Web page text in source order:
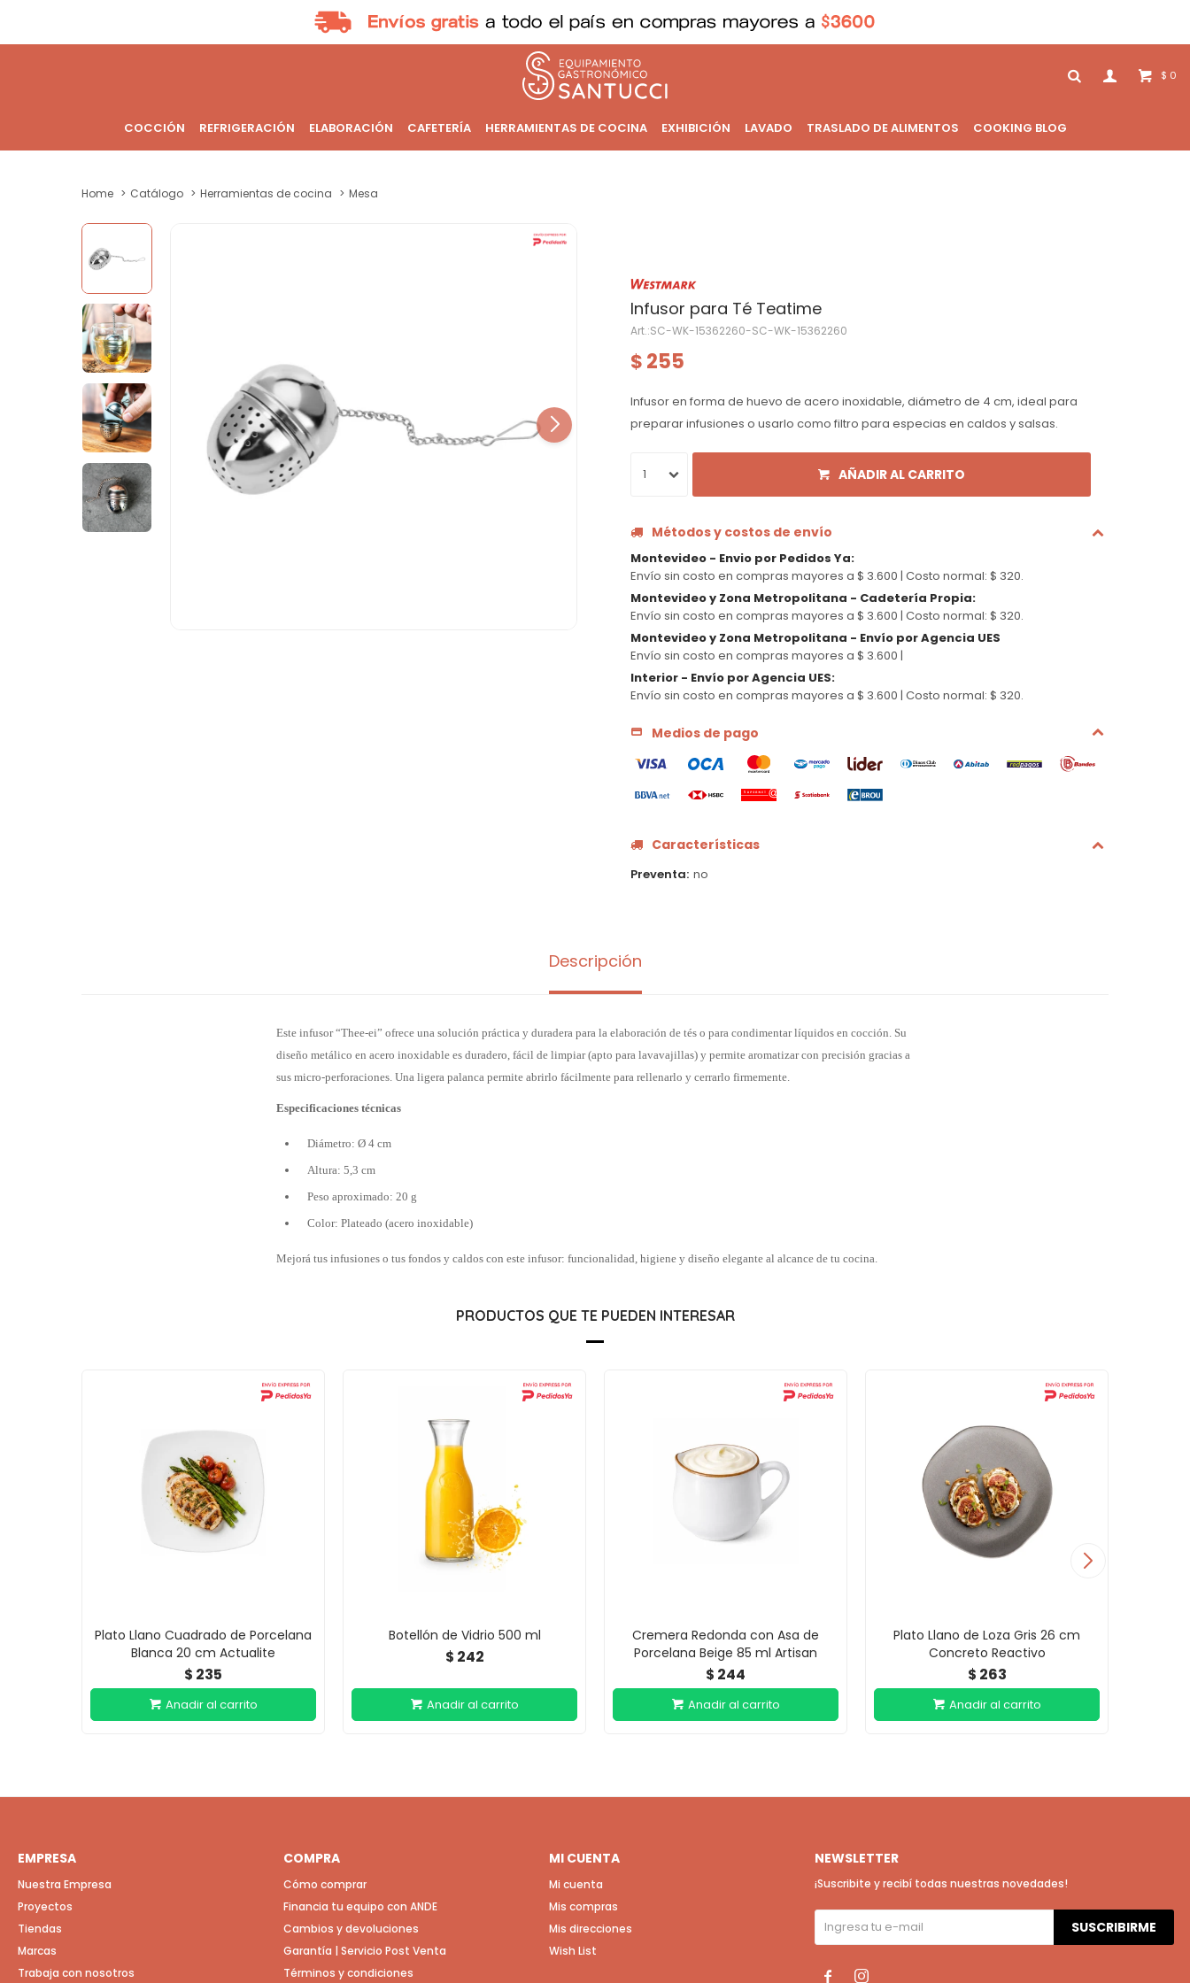
COCCIÓN REFRIGERACIÓN ELABORACIÓN CAFETERÍA HERRAMIENTAS DE COCINA EXHIBICIÓN LAVADO TRASLADO DE ALIMENTOS COOKING BLOG
$ 0
Home Catálogo Herramientas de cocina Mesa
Infusor para Té Teatime
SC-WK-15362260-SC-WK-15362260
$ 255
Infusor en forma de huevo de acero inoxidable, diámetro de 4 cm, ideal para
preparar infusiones o usarlo como filtro para especias en caldos y salsas.
1 AÑADIR AL CARRITO
Métodos y costos de envío
Montevideo - Envio por Pedidos Ya:
Envío sin costo en compras mayores a $ 3.600 | Costo normal: $ 320.
Montevideo y Zona Metropolitana - Cadetería Propia:
Envío sin costo en compras mayores a $ 3.600 | Costo normal: $ 320.
Montevideo y Zona Metropolitana - Envío por Agencia UES
Envío sin costo en compras mayores a $ 3.600 |
Interior - Envío por Agencia UES:
Envío sin costo en compras mayores a $ 3.600 | Costo normal: $ 320.
Medios de pago
Características
Preventa no
Descripción
Este infusor “Thee-ei” ofrece una solución práctica y duradera para la elaboración de tés o para condimentar líquidos en cocción. Su
diseño metálico en acero inoxidable es duradero, fácil de limpiar (apto para lavavajillas) y permite aromatizar con precisión gracias a
sus micro-perforaciones. Una ligera palanca permite abrirlo fácilmente para rellenarlo y cerrarlo firmemente.
Especificaciones técnicas
Diámetro: Ø 4 cm
Altura: 5,3 cm
Peso aproximado: 20 g
Color: Plateado (acero inoxidable)
Mejorá tus infusiones o tus fondos y caldos con este infusor: funcionalidad, higiene y diseño elegante al alcance de tu cocina.
PRODUCTOS QUE TE PUEDEN INTERESAR
Plato Llano Cuadrado de Porcelana
Blanca 20 cm Actualite
$ 235
Botellón de Vidrio 500 ml
$ 242
Cremera Redonda con Asa de
Porcelana Beige 85 ml Artisan
$ 244
Plato Llano de Loza Gris 26 cm
Concreto Reactivo
$ 263
EMPRESA
Nuestra Empresa
Proyectos
Tiendas
Marcas
Trabaja con nosotros
COMPRA
Cómo comprar
Financia tu equipo con ANDE
Cambios y devoluciones
Garantía | Servicio Post Venta
Términos y condiciones
MI CUENTA
Mi cuenta
Mis compras
Mis direcciones
Wish List
NEWSLETTER
¡Suscribite y recibí todas nuestras novedades!
SUSCRIBIRME
 